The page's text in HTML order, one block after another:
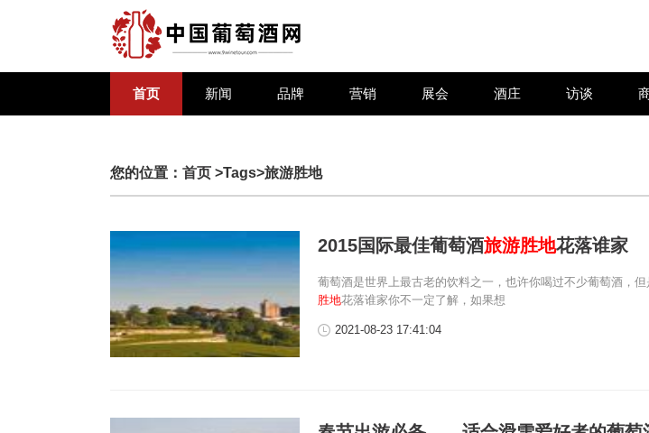
首页 新闻 品牌 营销 展会 酒庄 访谈
您的位置： 首页 >Tags>旅游胜地
2015国际最佳葡萄酒旅游胜地花落谁家
葡萄酒是世界上最古老的饮料之一，也许你喝过不少葡萄酒，
胜地花落谁家你不一定了解，如果想
2021-08-23 17:41:04